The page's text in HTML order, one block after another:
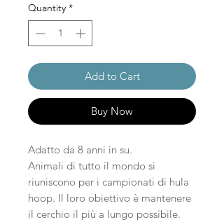
Quantity *
Add to Cart
Buy Now
Adatto da 8 anni in su.
Animali di tutto il mondo si
riuniscono per i campionati di hula
hoop. Il loro obiettivo è mantenere
il cerchio il più a lungo possibile.